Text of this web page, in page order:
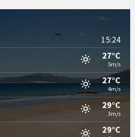
15:24
27°C
5m/s
27°C
4m/s
29°C
3m/s
29°C